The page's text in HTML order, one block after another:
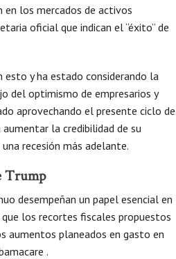
los mercados de activos
oficial que indican el “éxito” de
esto y ha estado considerando la
del optimismo de empresarios y
aprovechando el presente ciclo de
la credibilidad de su
recesión más adelante.
Trump
desempeñan un papel esencial en
los recortes fiscales propuestos
aumentos planeados en gasto en
.